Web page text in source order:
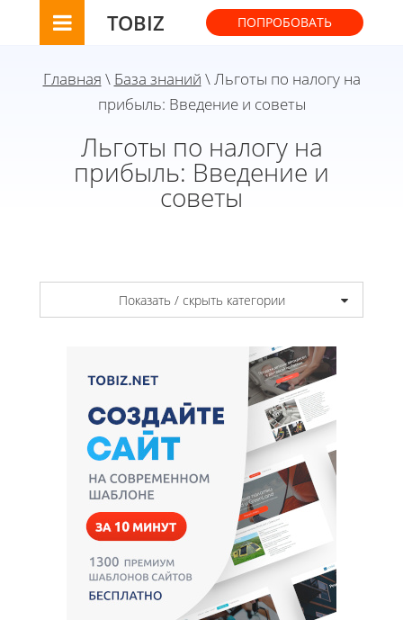
TOBIZ ПОПРОБОВАТЬ
Главная \ База знаний \ Льготы по налогу на
прибыль: Введение и советы
Льготы по налогу на
прибыль: Введение и
советы
Показать / скрыть категории